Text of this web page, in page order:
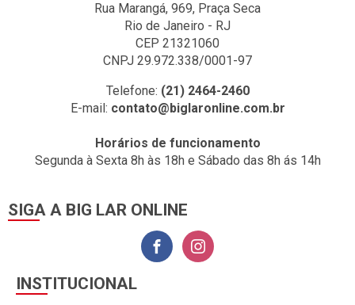
Rua Marangá, 969, Praça Seca
Rio de Janeiro - RJ
CEP 21321060
CNPJ 29.972.338/0001-97
Telefone: (21) 2464-2460
E-mail: contato@biglaronline.com.br
Horários de funcionamento
Segunda à Sexta 8h às 18h e Sábado das 8h ás 14h
SIGA A BIG LAR ONLINE
INSTITUCIONAL